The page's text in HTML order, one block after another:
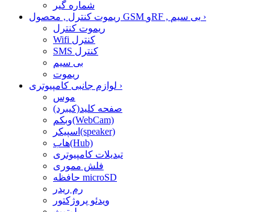
شماره گیر
›
ریموت کنترل
Wifi کنترل
SMS کنترل
بی سیم
ریموت
›
موس
صفحه کلید(کیبرد)
وبکم(WebCam)
اسپیکر(speaker)
هاب(Hub)
تبدیلات کامپیوتری
فلش مموری
حافظه microSD
رم ریدر
ویدئو پروژکتور